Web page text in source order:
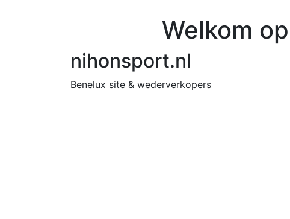
Welkom
nihonsport.nl
Benelux site & wederverkopers